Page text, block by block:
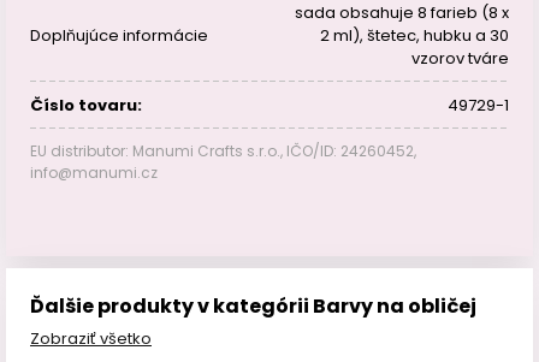
Doplňujúce informácie
sada obsahuje 8 farieb (8 x
2 ml), štetec, hubku a 30
vzorov tváre
Číslo tovaru: 49729-1
EU distributor: Manumi Crafts s.r.o., IČO/ID: 24260452,
info@manumi.cz
Ďalšie produkty v kategórii Barvy na obličej
Zobraziť všetko